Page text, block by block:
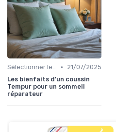
Sélectionner le niveau de fermeté •
21/07/2025
Les bienfaits d'un coussin
Tempur pour un sommeil
réparateur